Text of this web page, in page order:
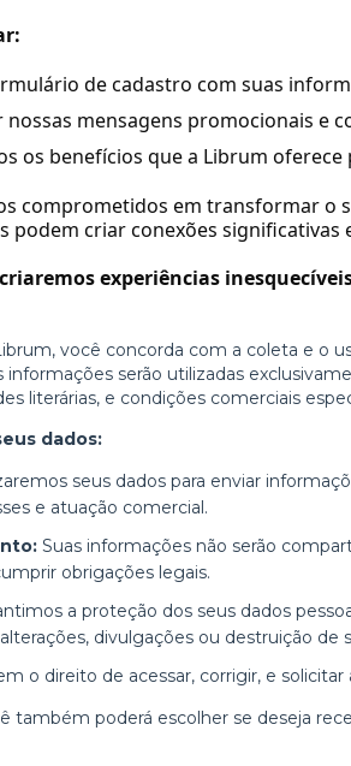
de cadastro com suas
nossas mensagens promocionais e
os benefícios que a Librum oferece
comprometidos em transformar o
podem criar conexões significativas
experiências
você concorda com a coleta e o
informações serão utilizadas
literárias, e condições comerciais
dados:
seus dados para enviar
e atuação comercial.
Suas informações não serão
obrigações legais.
a proteção dos seus dados
divulgações ou destruição de
o direito de acessar, corrigir, e
também poderá escolher se deseja